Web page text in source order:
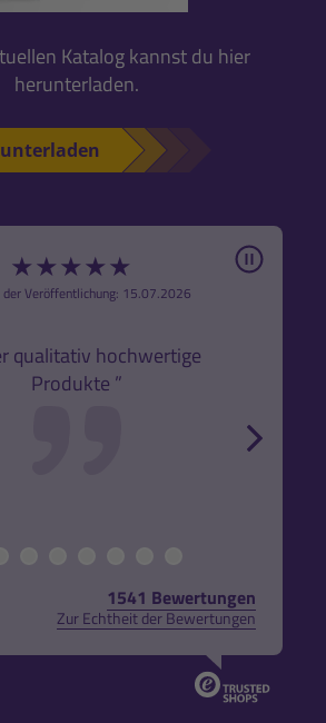
Katalog kannst du hier
herunterladen.
★★★★★
der Veröffentlichung: 15.07.2026
qualitativ hochwertige
Produkte ”
Pause
1541 Bewertungen
Zur Echtheit der Bewertungen
Gründen weisen wir darauf hin,